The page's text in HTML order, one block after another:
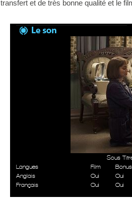
transfert et de très bonne qualité et le
Sous
Langues
Film Bonus
Anglais
Oui Oui
Français
Oui Oui